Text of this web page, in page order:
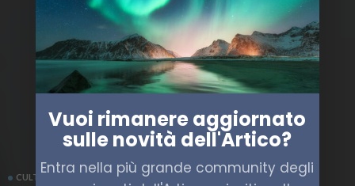
CULTURA
Vuoi rimanere aggiornato
sulle novità dell'Artico?
Entra nella più grande community degli